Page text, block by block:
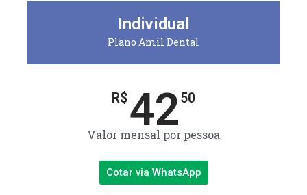
Individual
Plano Amil Dental
R$4250
Valor mensal por pessoa
Cotar via WhatsApp